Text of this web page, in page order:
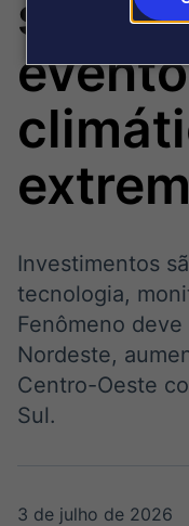
Investimentos
tecnologia,
Fenômeno
Nordeste,
Centro-Oeste
Sul.
3 de julho de 2026